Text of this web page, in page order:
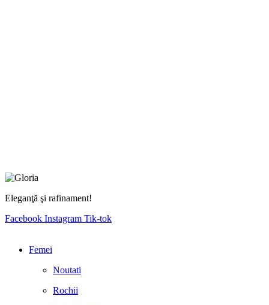
Eleganţă şi rafinament!
Facebook Instagram Tik-tok
Femei
Noutati
Rochii